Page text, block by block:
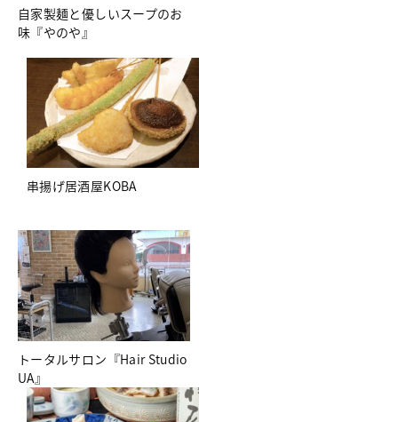
自家製麺と優しいスープのお
味『やのや』
串揚げ居酒屋KOBA
トータルサロン『Hair Studio
UA』